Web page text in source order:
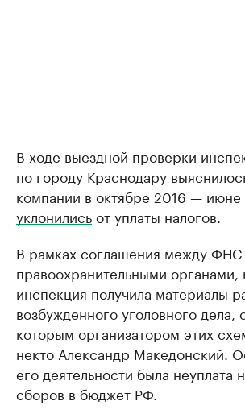
В ходе выездной проверки
по городу Краснодару
компании в октябре 2016 — июне
уклонилисьот уплаты налогов.
В рамках соглашения между ФНС
правоохранительными органами,
инспекция получила материалы
возбужденного уголовного дела,
которым организатором этих
некто Александр Македонский.
его деятельности была неуплата
сборов в бюджет РФ.